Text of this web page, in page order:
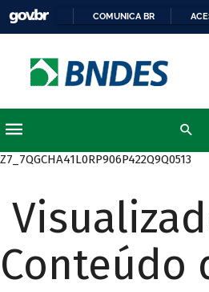
COMUNICA BR
Z7_7QGCHA41L0RP906P422Q9Q0513
Conteúdo